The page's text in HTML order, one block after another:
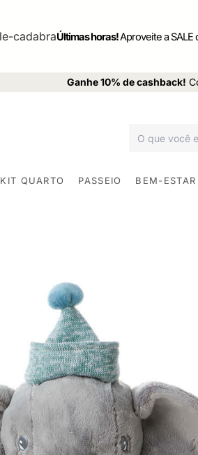
Últimas horas!Aproveite a SALE
Ganhe 10% de cashback!
KIT QUARTO PASSEIO BEM-ESTAR